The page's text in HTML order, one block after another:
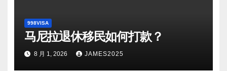
998VISA
马尼拉退休移民如何打款？
8 月 1, 2026 JAMES2025